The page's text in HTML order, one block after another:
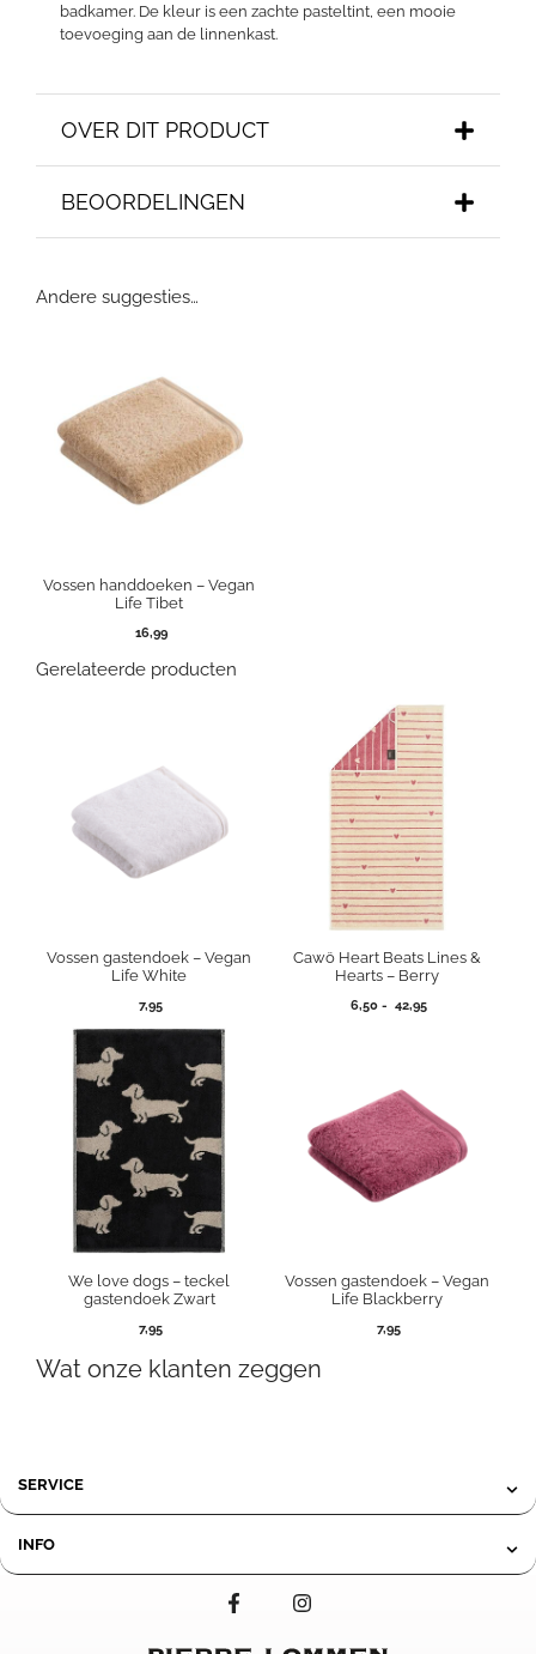
badkamer. De kleur is een zachte pasteltint, een mooie
toevoeging aan de linnenkast.
OVER DIT PRODUCT
BEOORDELINGEN
Andere suggesties…
Vossen handdoeken – Vegan
Life Tibet
16,99
Gerelateerde producten
Vossen gastendoek – Vegan
Life White
7,95
Cawö Heart Beats Lines &
Hearts – Berry
6,50 - 42,95Prijsklasse:
We love dogs – teckel
gastendoek Zwart
7,95
Vossen gastendoek – Vegan
Life Blackberry
7,95
Wat onze klanten zeggen
SERVICE
INFO